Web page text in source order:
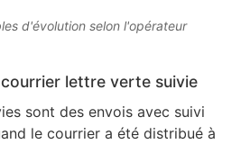
d'évolution selon l'opérateur
lettre verte suivie
sont des envois avec suivi
le courrier a été distribué à